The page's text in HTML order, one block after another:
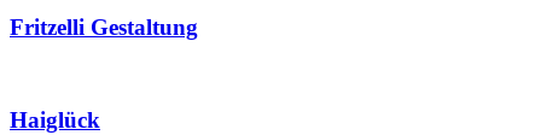
Fritzelli Gestaltung
Haiglück